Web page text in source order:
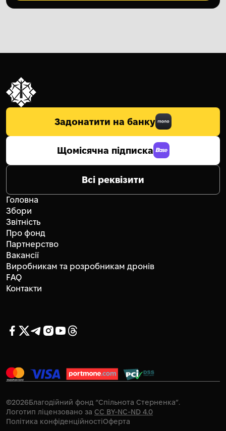
Задонатити на банку
Щомісячна підписка
Всі реквізити
Головна
Збори
Звітність
Про фонд
Партнерство
Вакансії
Виробникам та розробникам дронів
FAQ
Контакти
©2026Благодійний фонд “Спільнота Стерненка”.
Логотип ліцензовано за CC BY-NC-ND 4.0
Політика конфіденційностіОферта